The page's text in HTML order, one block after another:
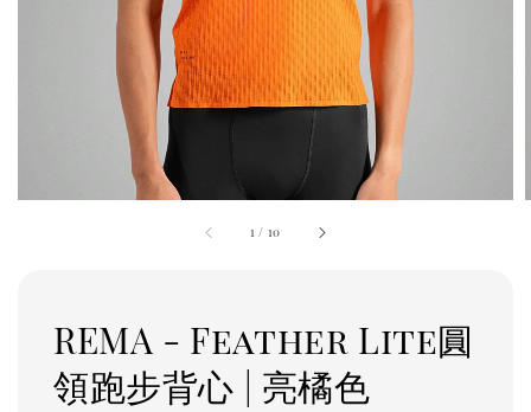
1 / 10
REMA - Feather Lite圓
領跑步背心 | 亮橘色